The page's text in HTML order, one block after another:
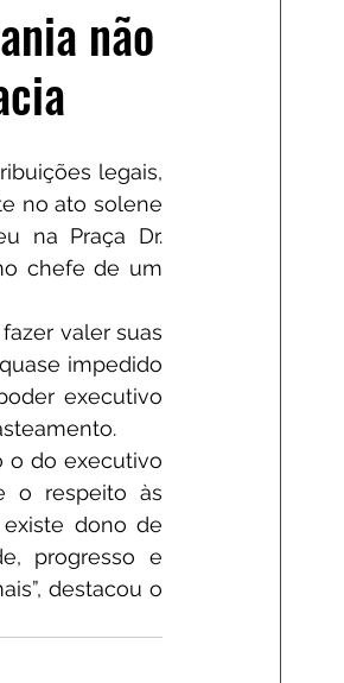
não
legais,
no ato solene
na Praça Dr.
chefe de um
valer suas
impedido
executivo
o do executivo
o respeito às
dono de
progresso e
destacou o